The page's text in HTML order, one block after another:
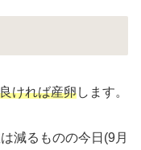
ければ産卵します。
減るものの今日(9月